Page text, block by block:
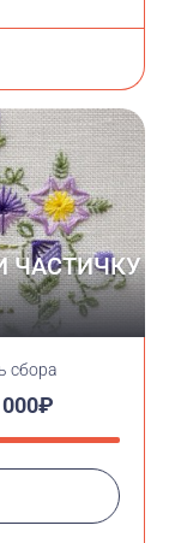
ЧАСТИЧКУ
сбора
000₽